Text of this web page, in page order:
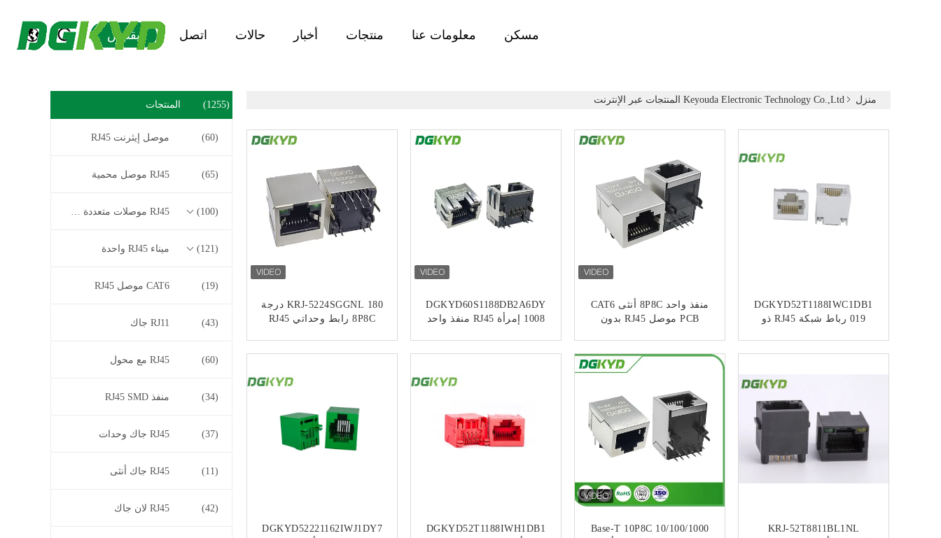
مسكن معلومات عنا منتجات أخبار حالات اتصل يقتبس
المنتجات (1255)
موصل إيثرنت RJ45 (60)
RJ45 موصل محمية (65)
RJ45 موصلات متعددة الموصل (100)
ميناء RJ45 واحدة (121)
CAT6 موصل RJ45 (19)
RJ11 جاك (43)
RJ45 مع محول (60)
منفذ RJ45 SMD (34)
RJ45 جاك وحدات (37)
RJ45 جاك أنثى (11)
RJ45 لان جاك (42)
منزل Keyouda Electronic Technology Co.,ltd المنتجات عبر الإنترنت
KRJ-5224SGGNL 180 درجة
8P8C رابط وحداتي RJ45
ﺎﺘﺼﻟ ﺍﻶﻧ
DGKYD60S1188DB2A6DY
1008 إمرأة RJ45 منفذ واحد
ﺎﺘﺼﻟ ﺍﻶﻧ
منفذ واحد 8P8C أنثى CAT6
PCB موصل RJ45 بدون
ﺎﺘﺼﻟ ﺍﻶﻧ
DGKYD52T1188IWC1DB1
019 رباط شبكة RJ45 ذو
ﺎﺘﺼﻟ ﺍﻶﻧ
DGKYD52221162IWJ1DY7
DGKYD52T1188IWH1DB1
10/100/1000 Base-T 10P8C
KRJ-52T8811BL1NL